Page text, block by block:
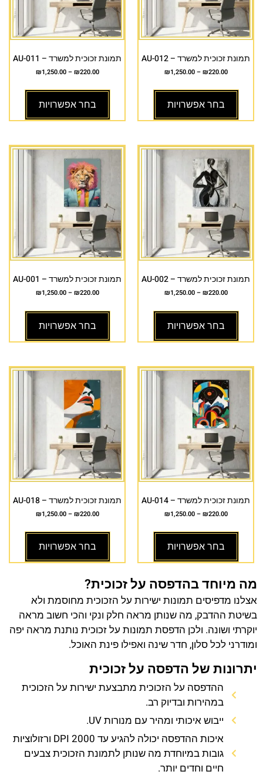
תמונת זכוכית למשרד – AU-012
₪220.00
–
₪1,250.00
בחר אפשרויות
תמונת זכוכית למשרד – AU-011
₪220.00
–
₪1,250.00
בחר אפשרויות
תמונת זכוכית למשרד – AU-002
₪220.00
–
₪1,250.00
בחר אפשרויות
תמונת זכוכית למשרד – AU-001
₪220.00
–
₪1,250.00
בחר אפשרויות
תמונת זכוכית למשרד – AU-014
₪220.00
–
₪1,250.00
בחר אפשרויות
תמונת זכוכית למשרד – AU-018
₪220.00
–
₪1,250.00
בחר אפשרויות
מה מיוחד בהדפסה על זכוכית?
אצלנו מדפיסים תמונות ישירות על הזכוכית מחוסמת ולא
בשיטת ההדבק, מה שנותן מראה חלק ונקי והכי חשוב מראה
יוקרתי ושונה. ולכן הדפסת תמונות על זכוכית נותנת מראה יפה
ומודרני לכל סלון, חדר שינה ואפילו פינת האוכל.
יתרונות של הדפסה על זכוכית
ההדפסה על הזכוכית מתבצעת ישירות על הזכוכית
במהירות ובדיוק רב.
ייבוש איכותי ומהיר עם מנורות UV.
איכות ההדפסה יכולה להגיע עד 2000 DPI ורזולוציות
גובות במיוחדת מה שנותן לתמונת הזכוכית צבעים
חיים וחדים יותר.